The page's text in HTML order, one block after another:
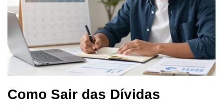
Como Sair das Dívidas